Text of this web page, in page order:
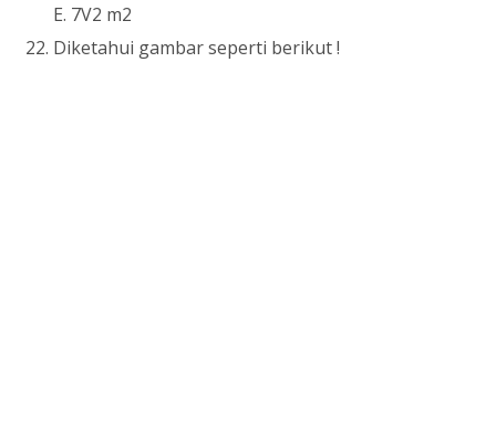
E. 7V2 m2
Diketahui gambar seperti berikut !